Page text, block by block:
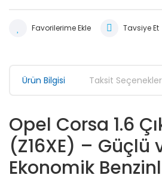
Tavsiye Et
Ürün Bilgisi Taksit
Opel Corsa 1.6
(Z16XE) – Güçlü
Ekonomik